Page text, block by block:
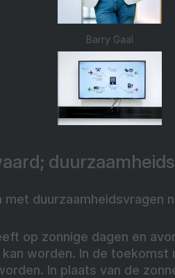
Barry Gaal
duurzaamheidsvragen
op zonnige dagen en
worden. In de
In plaats van de